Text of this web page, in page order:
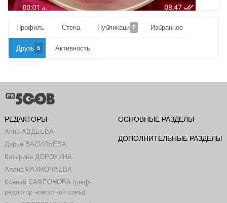
Профиль Стена Публикации7 Избранное
Друзья5 Активность
РЕДАКТОРЫ
Анна АВДЕЕВА
Дарья ВАСИЛЬЕВА
Катерина ДОРОХИНА
Алена РАЗМОЧАЕВА
Ксения САФРОНОВА (шеф-
редактор новостной совы)
ОСНОВНЫЕ РАЗДЕЛЫ
ДОПОЛНИТЕЛЬНЫЕ РАЗДЕЛЫ